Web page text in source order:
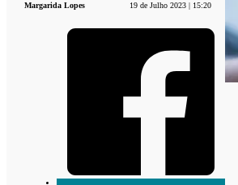
Margarida Lopes 19 de Julho 2023 | 15:20